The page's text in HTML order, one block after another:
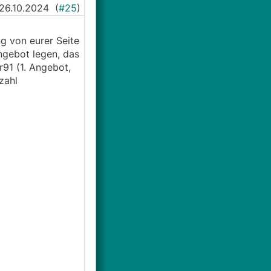
(#25)
von eurer Seite
legen, das
(1. Angebot,